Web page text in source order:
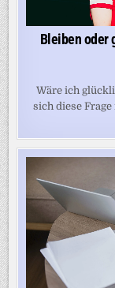
Bleiben oder
Wäre ich
sich diese